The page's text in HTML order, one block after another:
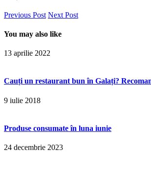
Previous Post Next Post
You may also like
13 aprilie 2022
Cauți un restaurant bun în Galați?
9 iulie 2018
Produse consumate în luna iunie
24 decembrie 2023